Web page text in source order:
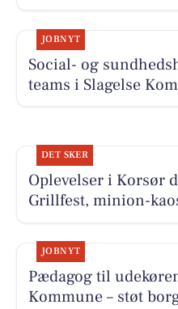
JOBNYT
Social- og
teams i Slagelse
DET SKER
Oplevelser i Korsør
Grillfest, minion-
JOBNYT
Pædagog til
Kommune – støt